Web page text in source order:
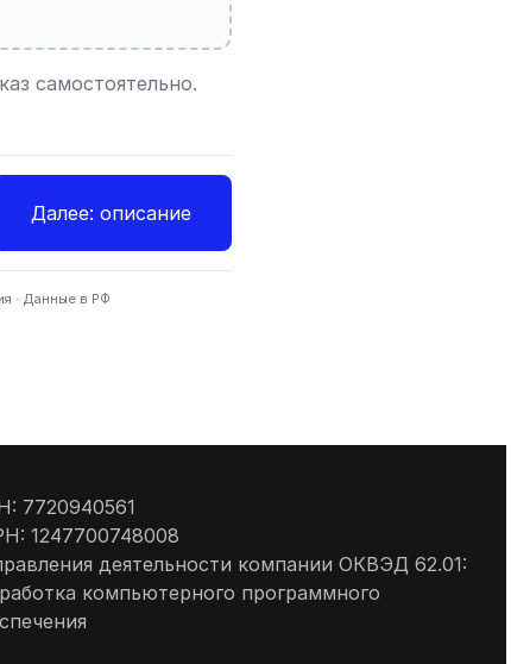
самостоятельно.
Далее: описание
· Данные в РФ
7720940561
1247700748008
деятельности компании ОКВЭД 62.01:
компьютерного программного